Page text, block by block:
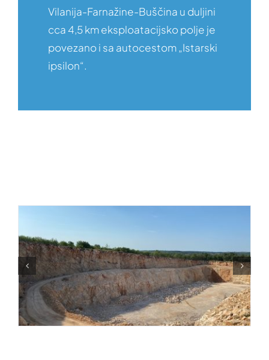
Vilanija-Farnažine-Buščina u duljini
cca 4,5 km eksploatacijsko polje je
povezano i sa autocestom „Istarski
ipsilon“.